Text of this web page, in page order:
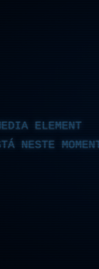
ELEMENT
NESTE